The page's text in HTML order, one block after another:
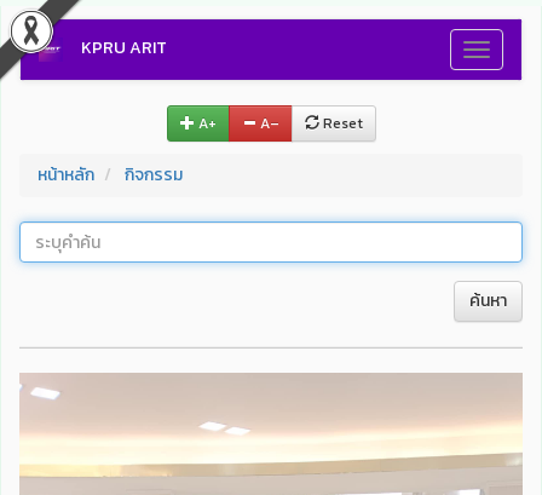
Toggle
KPRU ARIT
A+ A– Reset
หน้าหลัก กิจกรรม
ค้นหา